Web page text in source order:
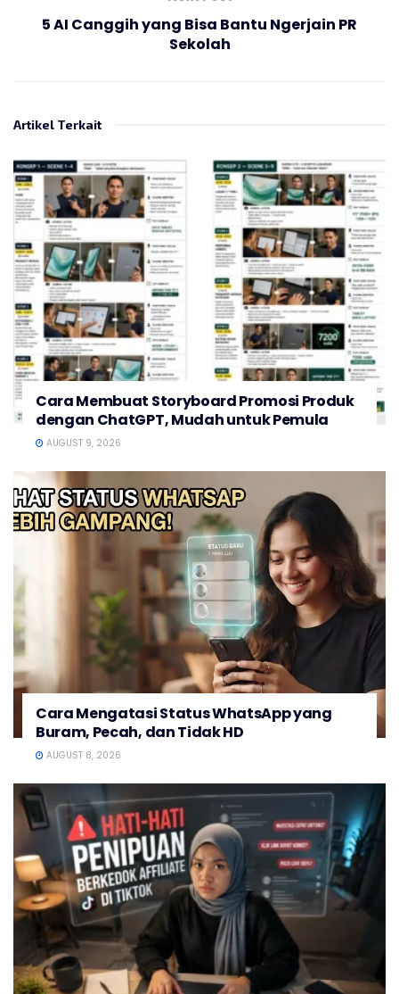
5 AI Canggih yang Bisa Bantu Ngerjain PR
Sekolah
Artikel Terkait
Cara Membuat Storyboard Promosi Produk
dengan ChatGPT, Mudah untuk Pemula
AUGUST 9, 2026
Cara Mengatasi Status WhatsApp yang
Buram, Pecah, dan Tidak HD
AUGUST 8, 2026